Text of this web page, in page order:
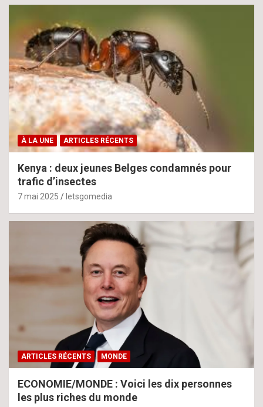
À LA UNE ARTICLES RÉCENTS
Kenya : deux jeunes Belges condamnés pour
trafic d’insectes
7 mai 2025 letsgomedia
ARTICLES RÉCENTS MONDE
ECONOMIE/MONDE : Voici les dix personnes
les plus riches du monde